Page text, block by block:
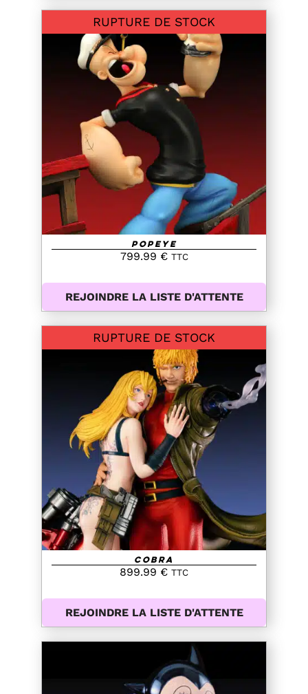
RUPTURE DE STOCK
DETAILS
Popeye
799.99 € TTC
REJOINDRE LA LISTE D'ATTENTE
RUPTURE DE STOCK
DETAILS
Cobra
899.99 € TTC
REJOINDRE LA LISTE D'ATTENTE